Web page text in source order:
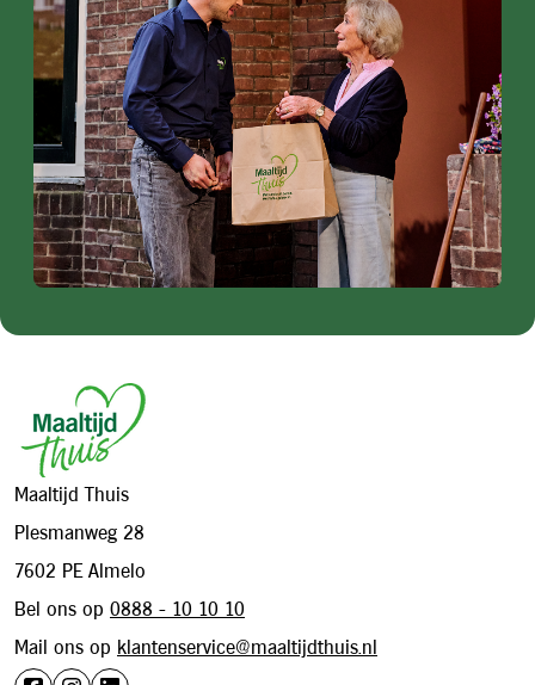
Maaltijd Thuis
Plesmanweg 28
7602 PE Almelo
Bel ons op 0888 - 10 10 10
Mail ons op klantenservice@maaltijdthuis.nl